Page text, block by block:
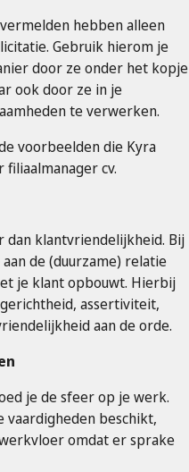
hebben alleen
Gebruik hierom je
door ze onder het kopje
ook door ze in je
te verwerken.
voorbeelden die Kyra
cv.
dan klantvriendelijkheid. Bij
de (duurzame) relatie
je klant opbouwt. Hierbij
assertiviteit,
aan de orde.
je de sfeer op je werk.
vaardigheden beschikt,
omdat er sprake